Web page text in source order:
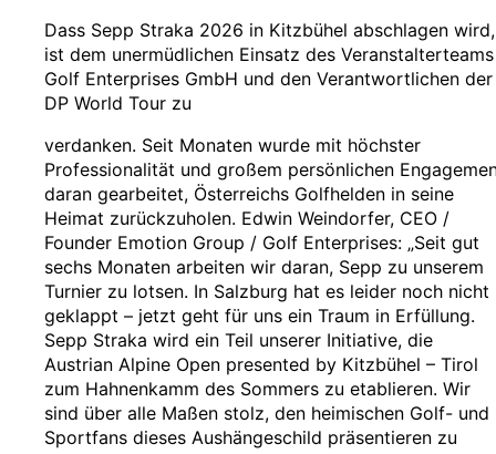
Dass Sepp Straka 2026 in Kitzbühel abschlagen wird,
ist dem unermüdlichen Einsatz des Veranstalterteams
Golf Enterprises GmbH und den Verantwortlichen der
DP World Tour zu
verdanken. Seit Monaten wurde mit höchster
Professionalität und großem persönlichen
daran gearbeitet, Österreichs Golfhelden in seine
Heimat zurückzuholen. Edwin Weindorfer, CEO /
Founder Emotion Group / Golf Enterprises: „Seit gut
sechs Monaten arbeiten wir daran, Sepp zu unserem
Turnier zu lotsen. In Salzburg hat es leider noch nicht
geklappt – jetzt geht für uns ein Traum in Erfüllung.
Sepp Straka wird ein Teil unserer Initiative, die
Austrian Alpine Open presented by Kitzbühel – Tirol
zum Hahnenkamm des Sommers zu etablieren. Wir
sind über alle Maßen stolz, den heimischen Golf- und
Sportfans dieses Aushängeschild präsentieren zu